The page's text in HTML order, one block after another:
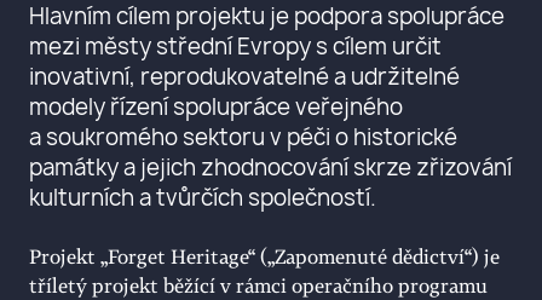
Hlavním cílem projektu je podpora spolupráce
mezi městy střední Evropy s cílem určit
inovativní, reprodukovatelné a udržitelné
modely řízení spolupráce veřejného
a soukromého sektoru v péči o historické
památky a jejich zhodnocování skrze zřizování
kulturních a tvůrčích společností.
Projekt „Forget Heritage“ („Zapomenuté dědictví“) je
tříletý projekt běžící v rámci operačního programu